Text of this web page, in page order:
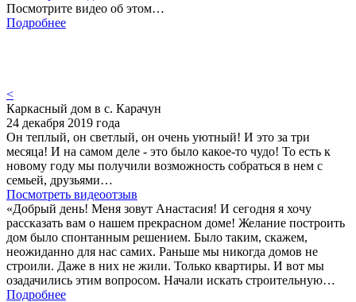
Посмотрите видео об этом…
Подробнее
<
Каркасный дом в с. Карачун
24 декабря 2019 года
Он теплый, он светлый, он очень уютный! И это за три
месяца! И на самом деле - это было какое-то чудо! То есть к
новому году мы получили возможность собраться в нем с
семьей, друзьями…
Посмотреть видеоотзыв
«Добрый день! Меня зовут Анастасия! И сегодня я хочу
рассказать вам о нашем прекрасном доме! Желание построить
дом было спонтанным решением. Было таким, скажем,
неожиданно для нас самих. Раньше мы никогда домов не
строили. Даже в них не жили. Только квартиры. И вот мы
озадачились этим вопросом. Начали искать строительную…
Подробнее